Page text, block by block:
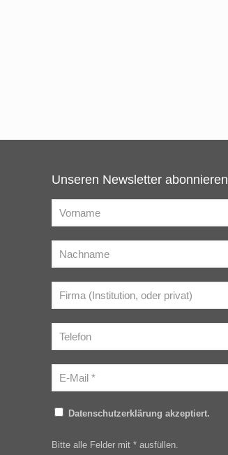
Unseren Newsletter abonnieren
Datenschutzerklärung akzeptiert.
Bitte alle Felder mit * ausfüllen.